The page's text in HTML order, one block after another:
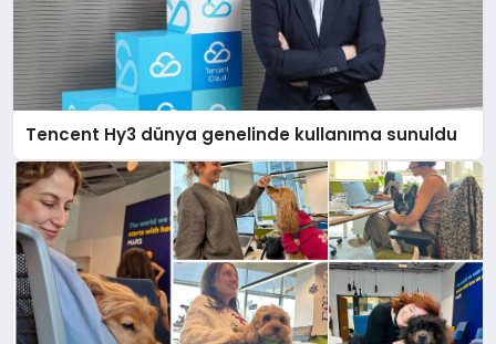
Tencent Hy3 dünya genelinde kullanıma sunuldu